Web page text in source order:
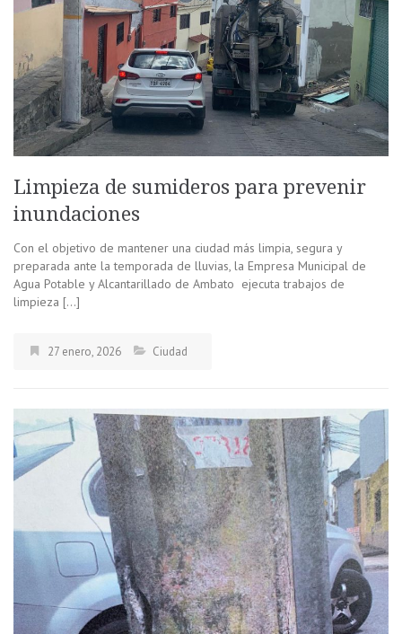
Limpieza de sumideros para prevenir
inundaciones
Con el objetivo de mantener una ciudad más limpia, segura y
preparada ante la temporada de lluvias, la Empresa Municipal de
Agua Potable y Alcantarillado de Ambato ejecuta trabajos de
limpieza […]
27 enero, 2026 Ciudad